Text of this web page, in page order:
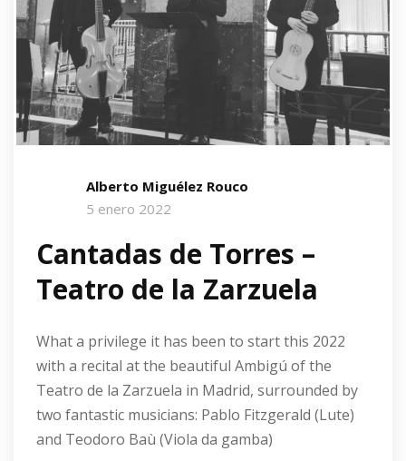
Alberto Miguélez Rouco
5 enero 2022
Cantadas de Torres –
Teatro de la Zarzuela
What a privilege it has been to start this 2022
with a recital at the beautiful Ambigú of the
Teatro de la Zarzuela in Madrid, surrounded by
two fantastic musicians: Pablo Fitzgerald (Lute)
and Teodoro Baù (Viola da gamba)